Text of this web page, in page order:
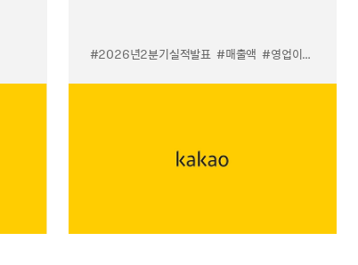
#2026년2분기실적발표 #매출액 #영업이익